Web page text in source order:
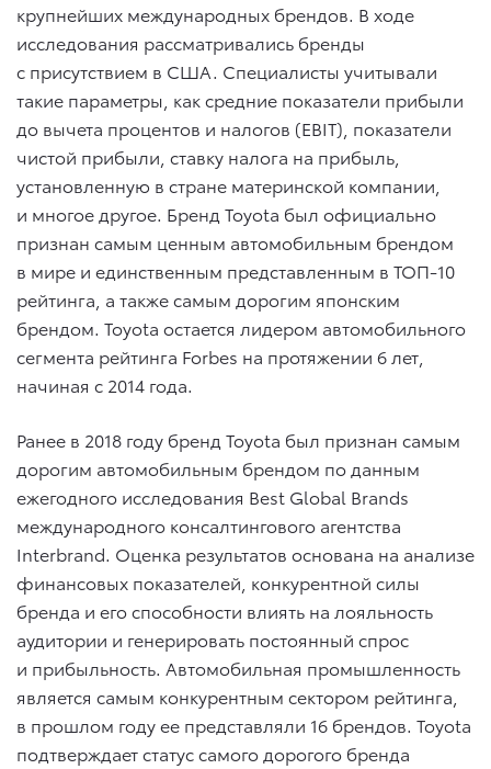
крупнейших международных брендов. В ходе
исследования рассматривались бренды
с присутствием в США. Специалисты учитывали
такие параметры, как средние показатели прибыли
до вычета процентов и налогов (EBIT), показатели
чистой прибыли, ставку налога на прибыль,
установленную в стране материнской компании,
и многое другое. Бренд Toyota был официально
признан самым ценным автомобильным брендом
в мире и единственным представленным в ТОП-10
рейтинга, а также самым дорогим японским
брендом. Toyota остается лидером автомобильного
сегмента рейтинга Forbes на протяжении 6 лет,
начиная с 2014 года.
Ранее в 2018 году бренд Toyota был признан самым
дорогим автомобильным брендом по данным
ежегодного исследования Best Global Brands
международного консалтингового агентства
Interbrand. Оценка результатов основана на анализе
финансовых показателей, конкурентной силы
бренда и его способности влиять на лояльность
аудитории и генерировать постоянный спрос
и прибыльность. Автомобильная промышленность
является самым конкурентным сектором рейтинга,
в прошлом году ее представляли 16 брендов. Toyota
подтверждает статус самого дорогого бренда